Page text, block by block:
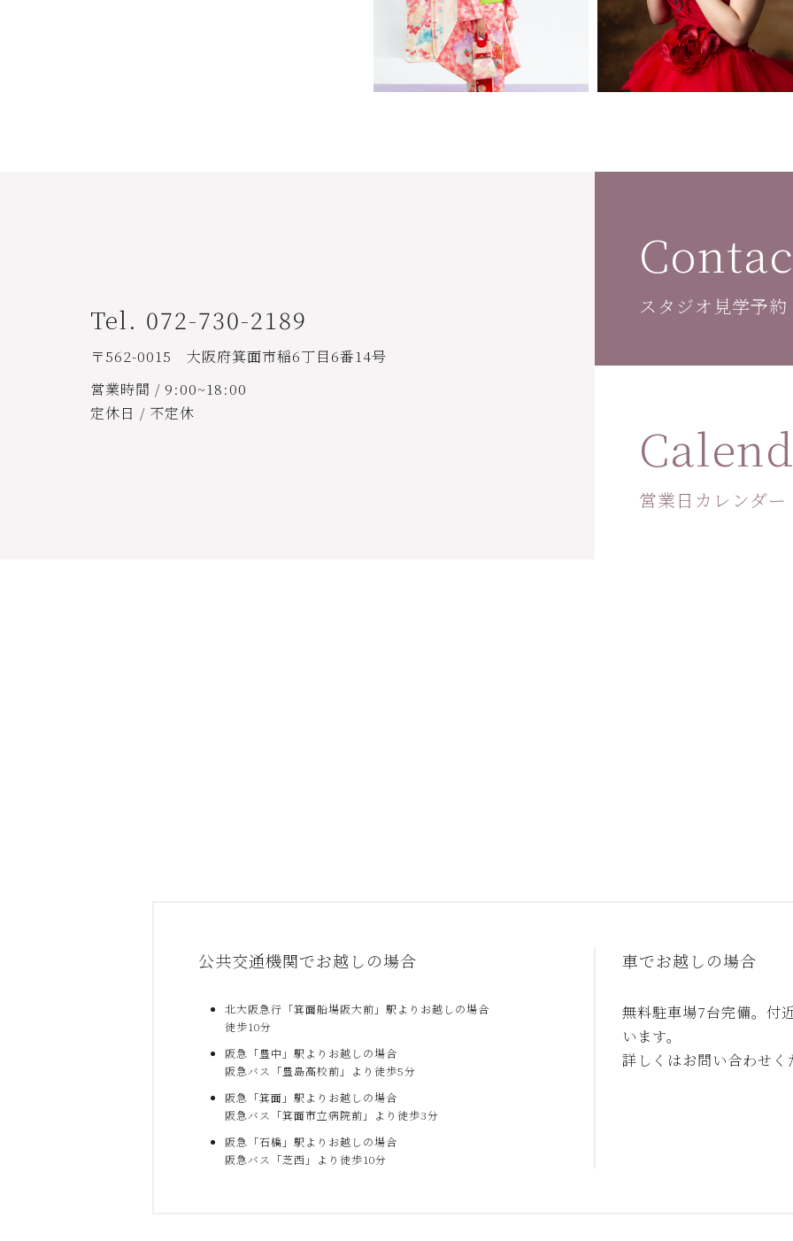
Tel. 072-730-2189
〒562-0015 大阪府箕面市稲6丁目6番14号
営業時間 / 9:00~18:00
定休日 / 不定休
スタジオ見学予
営業日カレンダー
公共交通機関でお越しの場合
北大阪急行「箕面船場阪大前」駅よりお越しの場合
徒歩10分
阪急「豊中」駅よりお越しの場合
阪急バス「豊島高校前」より徒歩5分
阪急「箕面」駅よりお越しの場合
阪急バス「箕面市立病院前」より徒歩3分
阪急「石橋」駅よりお越しの場合
阪急バス「芝西」より徒歩10分
車でお越しの場合
無料駐車場7台完備。付
います。
詳しくはお問い合わせく